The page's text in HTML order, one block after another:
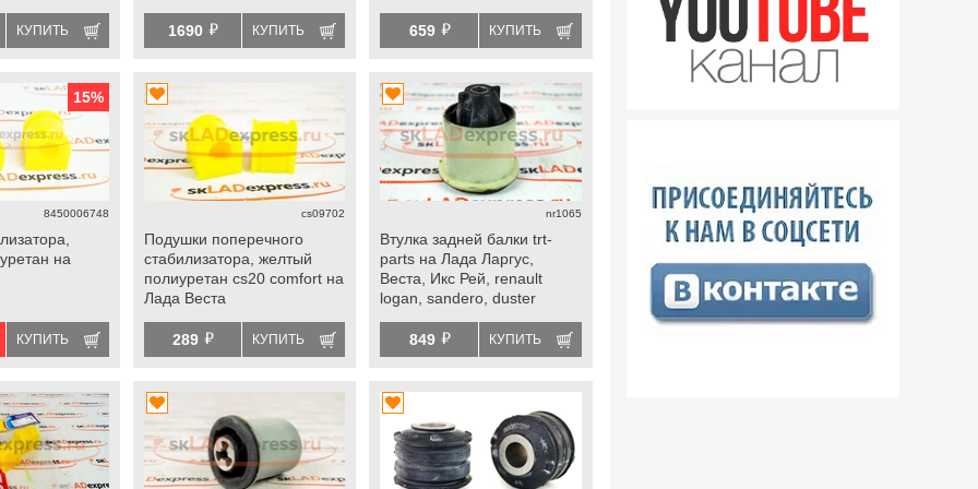
КУПИТЬ
1690 й КУПИТЬ 659 й КУПИТЬ
15%
8450006748
на
КУПИТЬ
cs09702
Подушки поперечного
стабилизатора, желтый
полиуретан cs20 comfort на
Лада Веста
289 й КУПИТЬ
nr1065
Втулка задней балки trt-
parts на Лада Ларгус,
Веста, Икс Рей, renault
logan, sandero, duster
849 й КУПИТЬ